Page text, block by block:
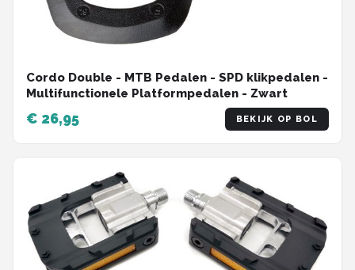
Cordo Double - MTB Pedalen - SPD klikpedalen -
Multifunctionele Platformpedalen - Zwart
€ 26,95 BEKIJK OP BOL